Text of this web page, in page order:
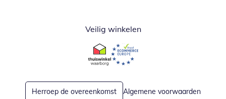
Veilig winkelen
Opent in nieuw venster
Opent in nieuw venster
Herroep de overeenkomst
Algemene voorwaarden